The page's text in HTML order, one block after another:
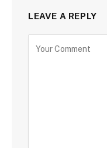
LEAVE A REPLY